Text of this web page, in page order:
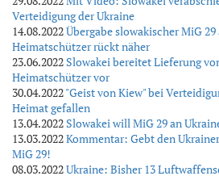
Verteidigung der Ukraine
14.08.2022Übergabe slowakischer MiG
Heimatschützer rückt näher
23.06.2022 Slowakei bereitet Lieferung
Heimatschützer vor
30.04.2022"Geist von Kiew" bei
Heimat gefallen
13.04.2022 Slowakei will MiG 29 an
13.03.2022Kommentar: Gebt den
MiG 29!
08.03.2022Ukraine: Bisher 13